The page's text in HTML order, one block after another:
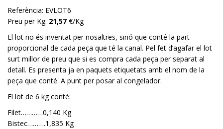
Referència: EVLOT6
Preu per Kg: 21,57 €/Kg
El lot no és inventat per nosaltres, sinó que conté la part
proporcional de cada peça que té la canal. Pel fet d’agafar el lot
surt millor de preu que si es compra cada peça per separat al
detall. Es presenta ja en paquets etiquetats amb el nom de la
peça que conté. A punt per posar al congelador.
El lot de 6 kg conté:
Filet…………0,140 Kg
Bistec……….1,835 Kg